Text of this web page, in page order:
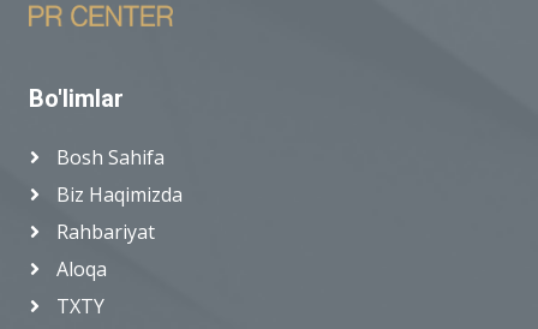
Bo'limlar
Bosh Sahifa
Biz Haqimizda
Rahbariyat
Aloqa
TXTY